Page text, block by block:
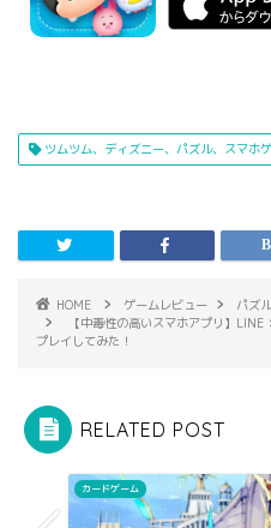
ツムツム、ディズニー、パズル、スマホ
HOME ゲームレビュー
パズル
【中毒性の高いスマホアプリ】
プレイしてみた！
RELATED POST
カードゲーム